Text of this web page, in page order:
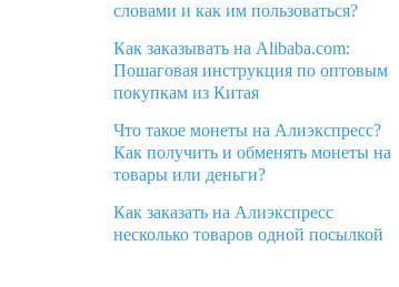
словами и как им пользоваться?
Как заказывать на Alibaba.com:
Пошаговая инструкция по оптовым
покупкам из Китая
Что такое монеты на Алиэкспресс?
Как получить и обменять монеты на
товары или деньги?
Как заказать на Алиэкспресс
несколько товаров одной посылкой